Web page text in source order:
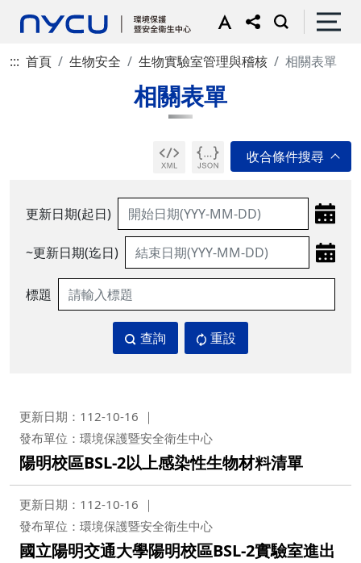
::: 首頁 生物安全 生物實驗室管理與稽核 相關表單
相關表單
更新日期(起日)
~更新日期(迄日)
標題
查詢 重設
更新日期：112-10-16
發布單位：環境保護暨安全衛生中心
陽明校區BSL-2以上感染性生物材料清單
更新日期：112-10-16
發布單位：環境保護暨安全衛生中心
國立陽明交通大學陽明校區BSL-2實驗室進出